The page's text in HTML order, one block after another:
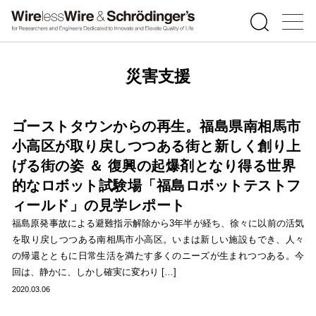
災害支援
ゴーストタウンからの再生。福島県南相馬市
小高区が取り戻しつつある街と新しく創り上
げる街の姿 ＆ 復興の起爆剤となり得る世界
的なロボット試験場「福島ロボットテストフ
ィールド」の見学レポート
福島原発事故による避難指示解除から3年半が経ち、徐々に以前の活気
を取り戻しつつある南相馬市小高区。いまは新しい施設もでき、人々
の帰還とともに日常生活を満たす多くのニーズが生まれつつある。今
回は、静かに、しかし確実に変わり […]
2020.03.06